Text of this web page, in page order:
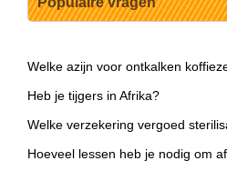
Welke azijn voor ontkalken
Heb je tijgers in Afrika?
Welke verzekering vergoed
Hoeveel lessen heb je nodig om